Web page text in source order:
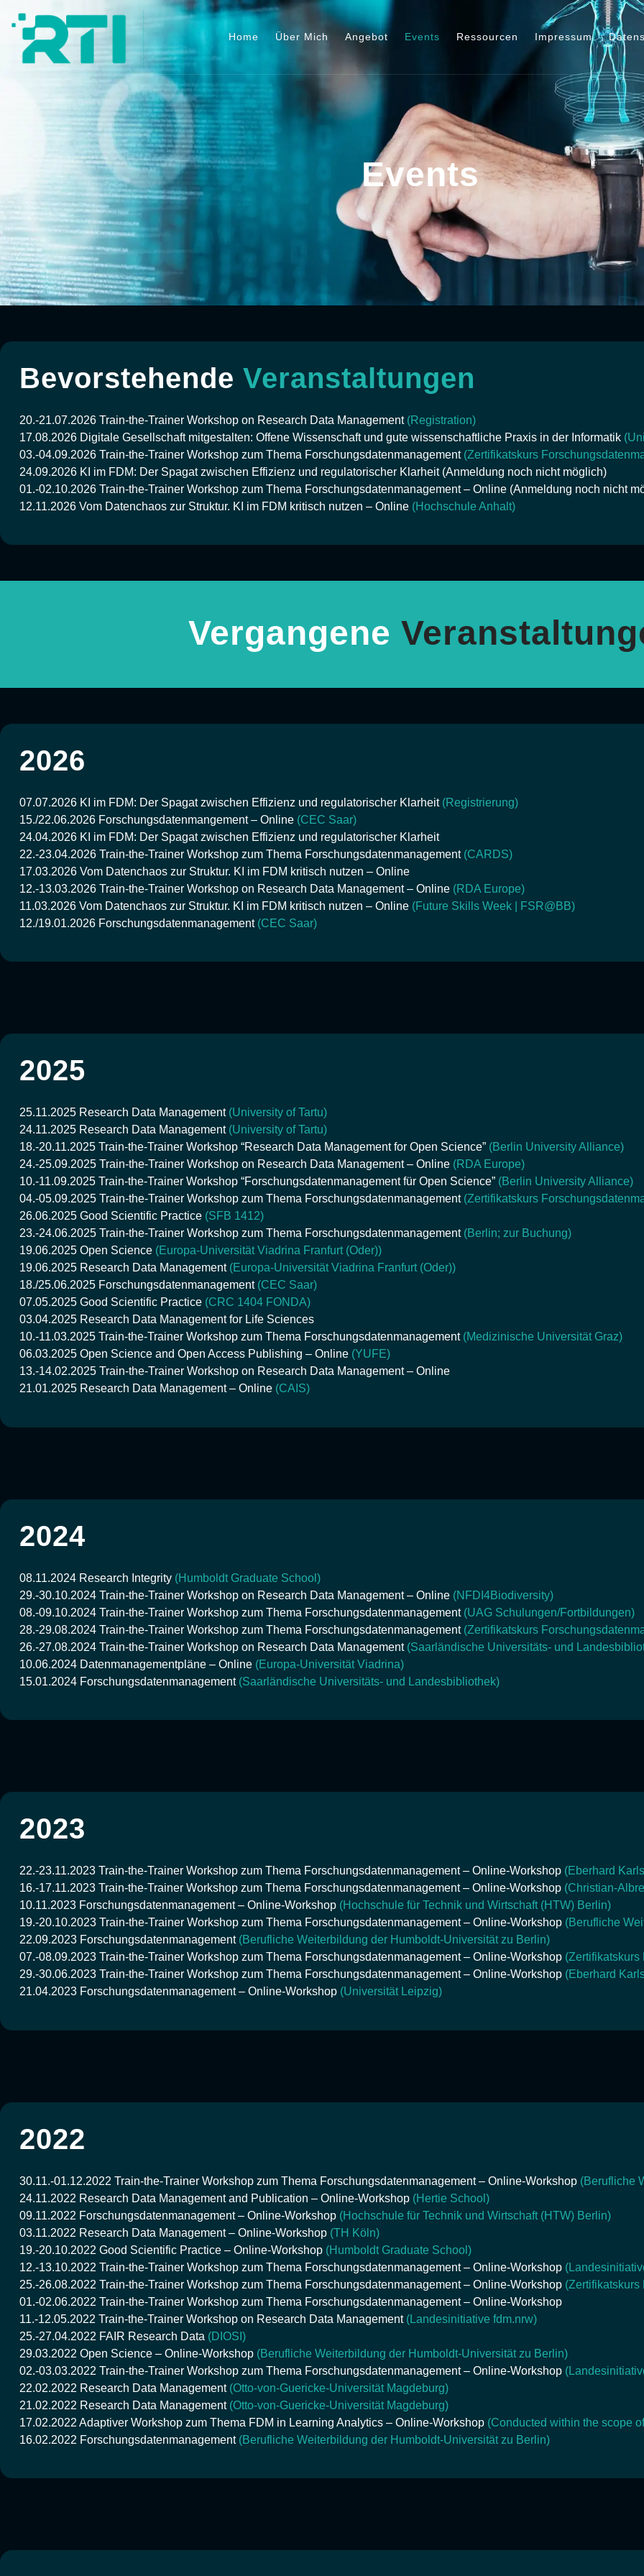
Home Über Mich Angebot Events Ressourcen Impressum
Events
Bevorstehende Veranstaltungen
20.-21.07.2026 Train-the-Trainer Workshop on Research Data Management (Registration)
17.08.2026 Digitale Gesellschaft mitgestalten: Offene Wissenschaft und gute wissenschaftliche Praxis in der Informatik
03.-04.09.2026 Train-the-Trainer Workshop zum Thema Forschungsdatenmanagement (Zertifikatskurs
24.09.2026 KI im FDM: Der Spagat zwischen Effizienz und regulatorischer Klarheit (Anmeldung noch nicht möglich)
01.-02.10.2026 Train-the-Trainer Workshop zum Thema Forschungsdatenmanagement – Online (Anmeldung noch nicht
12.11.2026 Vom Datenchaos zur Struktur. KI im FDM kritisch nutzen – Online (Hochschule Anhalt)
Vergangene
2026
07.07.2026 KI im FDM: Der Spagat zwischen Effizienz und regulatorischer Klarheit (Registrierung)
15./22.06.2026 Forschungsdatenmangement – Online (CEC Saar)
24.04.2026 KI im FDM: Der Spagat zwischen Effizienz und regulatorischer Klarheit
22.-23.04.2026 Train-the-Trainer Workshop zum Thema Forschungsdatenmanagement (CARDS)
17.03.2026 Vom Datenchaos zur Struktur. KI im FDM kritisch nutzen – Online
12.-13.03.2026 Train-the-Trainer Workshop on Research Data Management – Online (RDA Europe)
11.03.2026 Vom Datenchaos zur Struktur. KI im FDM kritisch nutzen – Online (Future Skills Week | FSR@BB)
12./19.01.2026 Forschungsdatenmanagement (CEC Saar)
2025
25.11.2025 Research Data Management (University of Tartu)
24.11.2025 Research Data Management (University of Tartu)
18.-20.11.2025 Train-the-Trainer Workshop “Research Data Management for Open Science” (Berlin University Alliance)
24.-25.09.2025 Train-the-Trainer Workshop on Research Data Management – Online (RDA Europe)
10.-11.09.2025 Train-the-Trainer Workshop “Forschungsdatenmanagement für Open Science” (Berlin University Alliance)
04.-05.09.2025 Train-the-Trainer Workshop zum Thema Forschungsdatenmanagement (Zertifikatskurs
26.06.2025 Good Scientific Practice (SFB 1412)
23.-24.06.2025 Train-the-Trainer Workshop zum Thema Forschungsdatenmanagement (Berlin; zur Buchung)
19.06.2025 Open Science (Europa-Universität Viadrina Franfurt (Oder))
19.06.2025 Research Data Management (Europa-Universität Viadrina Franfurt (Oder))
18./25.06.2025 Forschungsdatenmanagement (CEC Saar)
07.05.2025 Good Scientific Practice (CRC 1404 FONDA)
03.04.2025 Research Data Management for Life Sciences
10.-11.03.2025 Train-the-Trainer Workshop zum Thema Forschungsdatenmanagement (Medizinische Universität Graz)
06.03.2025 Open Science and Open Access Publishing – Online (YUFE)
13.-14.02.2025 Train-the-Trainer Workshop on Research Data Management – Online
21.01.2025 Research Data Management – Online (CAIS)
2024
08.11.2024 Research Integrity (Humboldt Graduate School)
29.-30.10.2024 Train-the-Trainer Workshop on Research Data Management – Online (NFDI4Biodiversity)
08.-09.10.2024 Train-the-Trainer Workshop zum Thema Forschungsdatenmanagement (UAG Schulungen/Fortbildungen)
28.-29.08.2024 Train-the-Trainer Workshop zum Thema Forschungsdatenmanagement (Zertifikatskurs
26.-27.08.2024 Train-the-Trainer Workshop on Research Data Management (Saarländische Universitäts- und
10.06.2024 Datenmanagementpläne – Online (Europa-Universität Viadrina)
15.01.2024 Forschungsdatenmanagement (Saarländische Universitäts- und Landesbibliothek)
2023
22.-23.11.2023 Train-the-Trainer Workshop zum Thema Forschungsdatenmanagement – Online-Workshop (Eberhard
16.-17.11.2023 Train-the-Trainer Workshop zum Thema Forschungsdatenmanagement – Online-Workshop (Christian-
10.11.2023 Forschungsdatenmanagement – Online-Workshop (Hochschule für Technik und Wirtschaft (HTW) Berlin)
19.-20.10.2023 Train-the-Trainer Workshop zum Thema Forschungsdatenmanagement – Online-Workshop (Berufliche
22.09.2023 Forschungsdatenmanagement (Berufliche Weiterbildung der Humboldt-Universität zu Berlin)
07.-08.09.2023 Train-the-Trainer Workshop zum Thema Forschungsdatenmanagement – Online-Workshop
29.-30.06.2023 Train-the-Trainer Workshop zum Thema Forschungsdatenmanagement – Online-Workshop (Eberhard
21.04.2023 Forschungsdatenmanagement – Online-Workshop (Universität Leipzig)
2022
30.11.-01.12.2022 Train-the-Trainer Workshop zum Thema Forschungsdatenmanagement – Online-Workshop (Berufliche
24.11.2022 Research Data Management and Publication – Online-Workshop (Hertie School)
09.11.2022 Forschungsdatenmanagement – Online-Workshop (Hochschule für Technik und Wirtschaft (HTW) Berlin)
03.11.2022 Research Data Management – Online-Workshop (TH Köln)
19.-20.10.2022 Good Scientific Practice – Online-Workshop (Humboldt Graduate School)
12.-13.10.2022 Train-the-Trainer Workshop zum Thema Forschungsdatenmanagement – Online-Workshop
25.-26.08.2022 Train-the-Trainer Workshop zum Thema Forschungsdatenmanagement – Online-Workshop
01.-02.06.2022 Train-the-Trainer Workshop zum Thema Forschungsdatenmanagement – Online-Workshop
11.-12.05.2022 Train-the-Trainer Workshop on Research Data Management (Landesinitiative fdm.nrw)
25.-27.04.2022 FAIR Research Data (DIOSI)
29.03.2022 Open Science – Online-Workshop (Berufliche Weiterbildung der Humboldt-Universität zu Berlin)
02.-03.03.2022 Train-the-Trainer Workshop zum Thema Forschungsdatenmanagement – Online-Workshop
22.02.2022 Research Data Management (Otto-von-Guericke-Universität Magdeburg)
21.02.2022 Research Data Management (Otto-von-Guericke-Universität Magdeburg)
17.02.2022 Adaptiver Workshop zum Thema FDM in Learning Analytics – Online-Workshop (Conducted within the scope
16.02.2022 Forschungsdatenmanagement (Berufliche Weiterbildung der Humboldt-Universität zu Berlin)